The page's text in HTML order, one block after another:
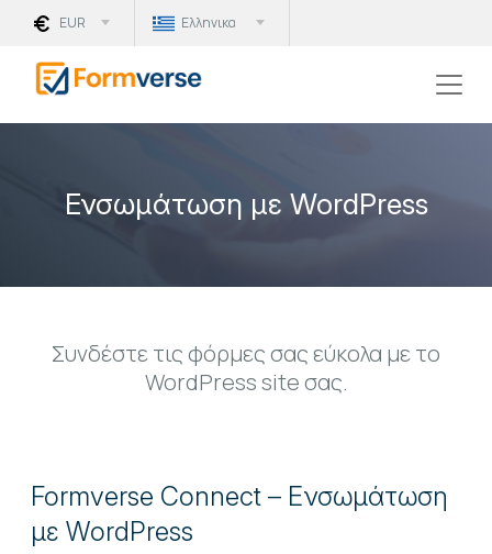
EUR Ελληνικα
Ενσωμάτωση με WordPress
Συνδέστε τις φόρμες σας εύκολα με το
WordPress site σας.
Formverse Connect – Ενσωμάτωση
με WordPress